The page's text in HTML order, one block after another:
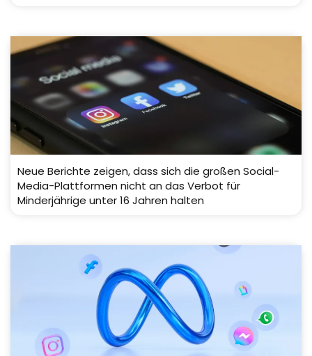
Neue Berichte zeigen, dass sich die großen Social-
Media-Plattformen nicht an das Verbot für
Minderjährige unter 16 Jahren halten